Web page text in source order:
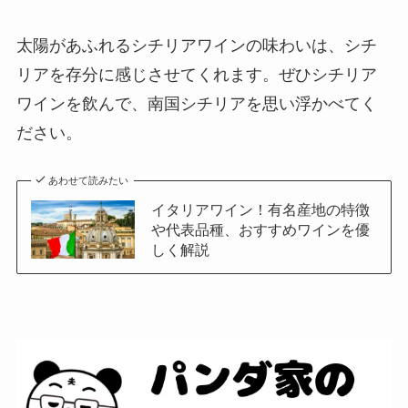
太陽があふれるシチリアワインの味わいは、シチ
リアを存分に感じさせてくれます。ぜひシチリア
ワインを飲んで、南国シチリアを思い浮かべてく
ださい。
あわせて読みたい
イタリアワイン！有名産地の特徴
や代表品種、おすすめワインを優
しく解説